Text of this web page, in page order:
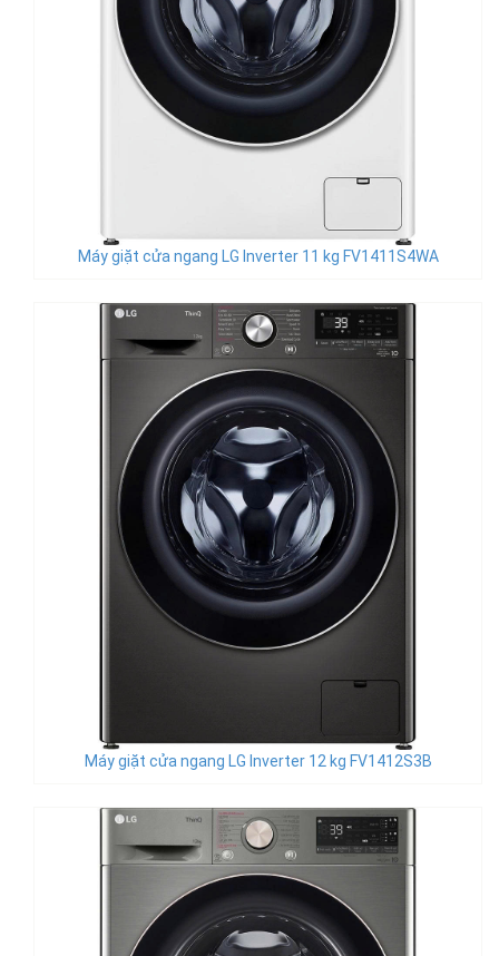
Máy giặt cửa ngang LG Inverter 11 kg FV1411S4WA
Máy giặt cửa ngang LG Inverter 12 kg FV1412S3B